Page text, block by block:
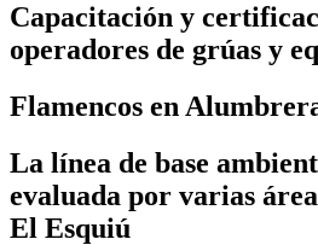
Capacitación y
operadores de grúas y
Flamencos en
La línea de base
evaluada por varias
El Esquiú